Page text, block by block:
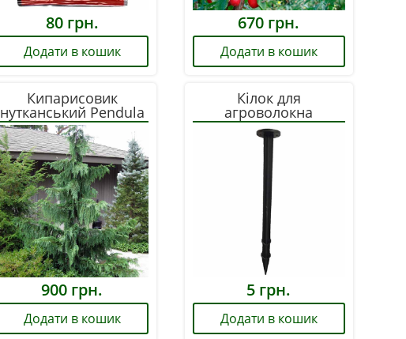
80грн.
Додати в кошик
670 грн.
Додати в кошик
Кипарисовик
нутканський Pendula
60-80 см
900 грн.
Додати в кошик
Кілок для
агроволокна
5 грн.
Додати в кошик